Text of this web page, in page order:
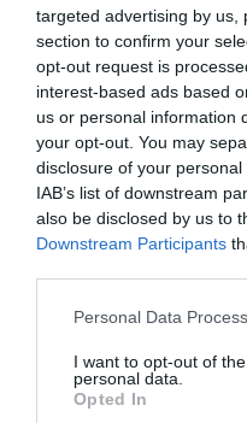
targeted advertising by us,
section to confirm your
opt-out request is
interest-based ads based
us or personal information
your opt-out. You may
disclosure of your
IAB’s list of downstream
also be disclosed by us to
Downstream Participants
Personal Data
I want to opt-out of
personal data.
Opted In
pidió al Govern la
por 48 millones de
tenido que cerrar en
También ha solicitado
mitigar el impacto del
margen de las cifras
presidente de Adecaf,
pasado noviembre que
millones de euros en
Mantente informado con